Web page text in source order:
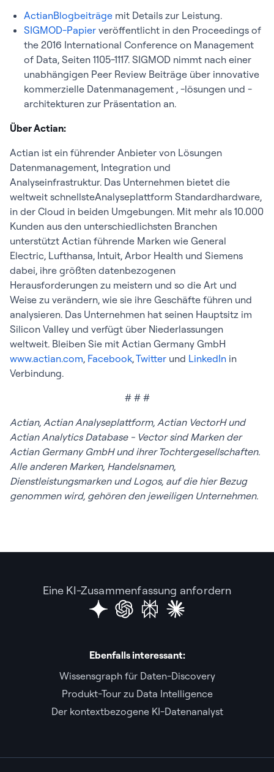
ActianBlogbeiträge mit Details zur Leistung.
SIGMOD-Papier veröffentlicht in den Proceedings of
the 2016 International Conference on Management
of Data, Seiten 1105-1117. SIGMOD nimmt nach einer
unabhängigen Peer Review Beiträge über innovative
kommerzielle Datenmanagement , -lösungen und -
architekturen zur Präsentation an.
Über Actian:
Actian ist ein führender Anbieter von Lösungen
Datenmanagement, Integration und
Analyseinfrastruktur. Das Unternehmen bietet die
weltweit schnellsteAnalyseplattform Standardhardware,
in der Cloud in beiden Umgebungen. Mit mehr als 10.000
Kunden aus den unterschiedlichsten Branchen
unterstützt Actian führende Marken wie General
Electric, Lufthansa, Intuit, Arbor Health und Siemens
dabei, ihre größten datenbezogenen
Herausforderungen zu meistern und so die Art und
Weise zu verändern, wie sie ihre Geschäfte führen und
analysieren. Das Unternehmen hat seinen Hauptsitz im
Silicon Valley und verfügt über Niederlassungen
weltweit. Bleiben Sie mit Actian Germany GmbH
www.actian.com, Facebook,Twitter und LinkedIn in
Verbindung.
# # #
Actian, Actian Analyseplattform, Actian VectorH und
Actian Analytics Database - Vector sind Marken der
Actian Germany GmbH und ihrer Tochtergesellschaften.
Alle anderen Marken, Handelsnamen,
Dienstleistungsmarken und Logos, auf die hier Bezug
genommen wird, gehören den jeweiligen Unternehmen.
Eine KI-Zusammenfassung anfordern
Ebenfalls interessant:
Wissensgraph für Daten-Discovery
Produkt-Tour zu Data Intelligence
Der kontextbezogene KI-Datenanalyst